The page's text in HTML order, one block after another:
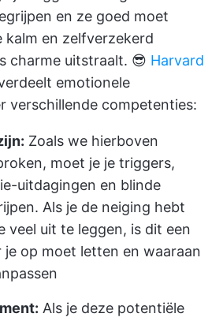
en ze goed moet
kalm en zelfverzekerd
charme uitstraalt. 😎 Harvard
emotionele
verschillende competenties:
Zoals we hierboven
moet je je triggers,
uitdagingen en blinde
Als je de neiging hebt
veel uit te leggen, is dit een
je op moet letten en waaraan
Als je deze potentiële